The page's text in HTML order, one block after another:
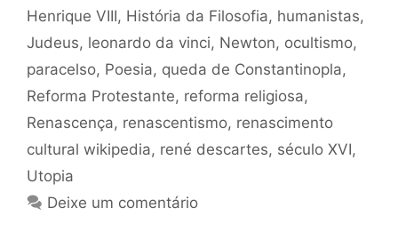
Henrique VIII, História da Filosofia, humanistas,
Judeus, leonardo da vinci, Newton, ocultismo,
paracelso, Poesia, queda de Constantinopla,
Reforma Protestante, reforma religiosa,
Renascença, renascentismo, renascimento
cultural wikipedia, rené descartes, século XVI,
Utopia
Deixe um comentário